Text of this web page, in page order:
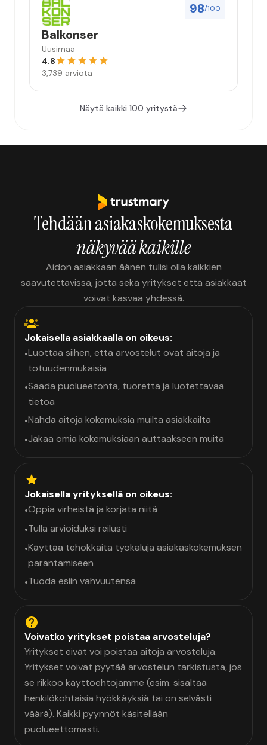
98/100
Balkonser
Uusimaa
4.8
3,739 arviota
Näytä kaikki 100 yritystä
Tehdään asiakaskokemuksesta
näkyvää kaikille
Aidon asiakkaan äänen tulisi olla kaikkien
saavutettavissa, jotta sekä yritykset että asiakkaat
voivat kasvaa yhdessä.
Jokaisella asiakkaalla on oikeus:
•Luottaa siihen, että arvostelut ovat aitoja ja
totuudenmukaisia
•Saada puolueetonta, tuoretta ja luotettavaa
tietoa
•Nähdä aitoja kokemuksia muilta asiakkailta
•Jakaa omia kokemuksiaan auttaakseen muita
Jokaisella yrityksellä on oikeus:
•Oppia virheistä ja korjata niitä
•Tulla arvioiduksi reilusti
•Käyttää tehokkaita työkaluja asiakaskokemuksen
parantamiseen
•Tuoda esiin vahvuutensa
Voivatko yritykset poistaa arvosteluja?
Yritykset eivät voi poistaa aitoja arvosteluja.
Yritykset voivat pyytää arvostelun tarkistusta, jos
se rikkoo käyttöehtojamme (esim. sisältää
henkilökohtaisia hyökkäyksiä tai on selvästi
väärä). Kaikki pyynnöt käsitellään
puolueettomasti.